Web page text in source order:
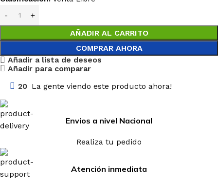
AÑADIR AL CARRITO
COMPRAR AHORA
Añadir a lista de deseos
Añadir para comparar
20 La gente viendo este producto ahora!
Envios a nivel Nacional
Realiza tu pedido
Atención inmediata